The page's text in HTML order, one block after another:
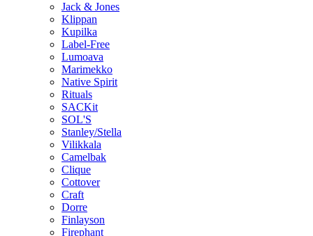
Jack & Jones
Klippan
Kupilka
Label-Free
Lumoava
Marimekko
Native Spirit
Rituals
SACKit
SOL'S
Stanley/Stella
Vilikkala
Camelbak
Clique
Cottover
Craft
Dorre
Finlayson
Firephant